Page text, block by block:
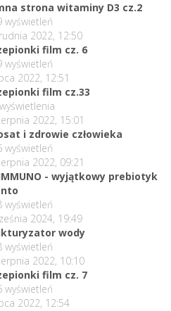
strona witaminy D3 cz.2
wyświetleń
2022, 12:50
film cz. 6
wyświetleń
2022, 12:51
film cz.33
wyświetlenia
2022, 15:01
i zdrowie człowieka
wyświetleń
2022, 09:21
- wyjątkowy prebiotyk
wyświetleń
2024, 19:49
wody
wyświetleń
2022, 10:10
film cz. 7
wyświetleń
2022, 12:54